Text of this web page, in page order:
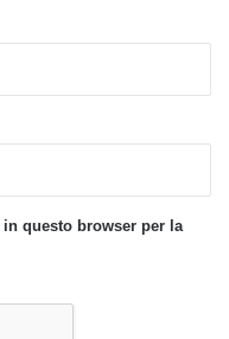
questo browser per la